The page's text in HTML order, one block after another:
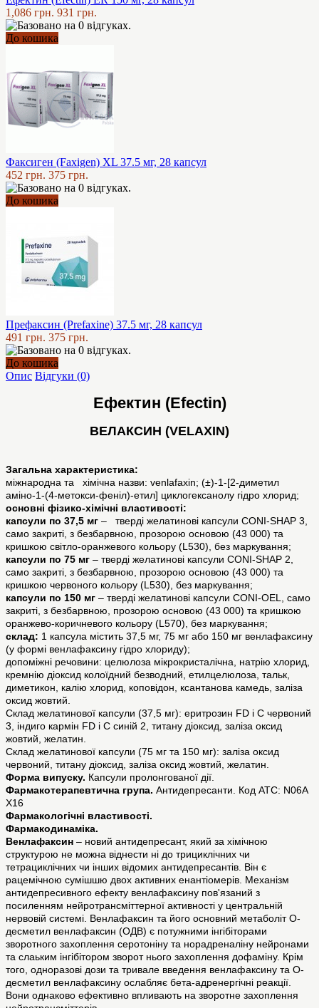
1,086 грн. 931 грн.
До кошика
Факсиген (Faxigen) XL 37.5 мг, 28 капсул
452 грн. 375 грн.
До кошика
Префаксин (Prefaxine) 37.5 мг, 28 капсул
491 грн. 375 грн.
До кошика
Опис Відгуки (0)
Ефектин (Efectin)
ВЕЛАКСИН (VELAXIN)
Загальна характеристика:
міжнародна та хімічна назви: venlafaxin; (±)-1-[2-диметил
аміно-1-(4-метокси-феніл)-етил] циклогексанолу гідро хлорид;
основні фізико-хімічні властивості:
капсули по 37,5 мг – тверді желатинові капсули CONI-SHAP 3,
само закриті, з безбарвною, прозорою основою (43 000) та
кришкою світло-оранжевого кольору (L530), без маркування;
капсули по 75 мг – тверді желатинові капсули CONI-SHAP 2,
само закриті, з безбарвною, прозорою основою (43 000) та
кришкою червоного кольору (L530), без маркування;
капсули по 150 мг – тверді желатинові капсули CONI-OEL, само
закриті, з безбарвною, прозорою основою (43 000) та кришкою
оранжево-коричневого кольору (L570), без маркування;
склад: 1 капсула містить 37,5 мг, 75 мг або 150 мг венлафаксину
(у формі венлафаксину гідро хлориду);
допоміжні речовини: целюлоза мікрокристалічна, натрію хлорид,
кремнію діоксид колоїдний безводний, етилцелюлоза, тальк,
диметикон, калію хлорид, коповідон, ксантанова камедь, заліза
оксид жовтий.
Склад желатинової капсули (37,5 мг): еритрозин FD і С червоний
3, індиго кармін FD і С синій 2, титану діоксид, заліза оксид
жовтий, желатин.
Склад желатинової капсули (75 мг та 150 мг): заліза оксид
червоний, титану діоксид, заліза оксид жовтий, желатин.
Форма випуску. Капсули пролонгованої дії.
Фармакотерапевтична група. Антидепресанти. Код АТС: N06A
X16
Фармакологічні властивості.
Фармакодинаміка.
Венлафаксин – новий антидепресант, який за хімічною
структурою не можна віднести ні до трициклічних чи
тетрациклічних чи інших відомих антидепресантів. Він є
рацемічною сумішшю двох активних енантіомерів. Механізм
антидепресивного ефекту венлафаксину пов'язаний з
посиленням нейротрансміттерної активності у центральній
нервовій системі. Венлафаксин та його основний метаболіт О-
десметил венлафаксин (ОДВ) є потужними інгібіторами
зворотного захоплення серотоніну та норадреналіну нейронами
та слаьким інгібітором зворот нього захоплення дофаміну. Крім
того, одноразові дози та тривале введення венлафаксину та О-
десметил венлафаксину ослабляє бета-адренергічні реакції.
Вони однаково ефективно впливають на зворотне захоплення